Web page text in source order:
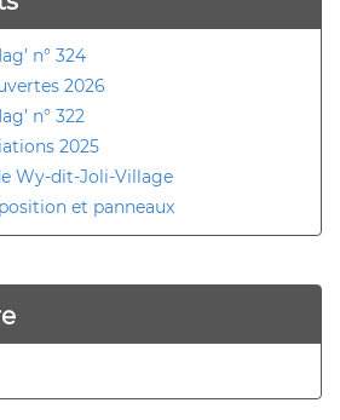
n° 324
2026
n° 322
2025
Wy-dit-Joli-Village
et panneaux